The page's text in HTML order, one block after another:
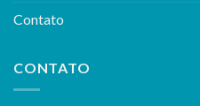
Contato
CONTATO